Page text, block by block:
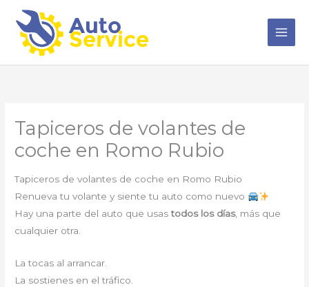
contenido
Tapiceros de volantes de
coche en Romo Rubio
Tapiceros de volantes de coche en Romo Rubio
Renueva tu volante y siente tu auto como nuevo
Hay una parte del auto que usastodos los días, más que
cualquier otra.
La tocas al arrancar.
La sostienes en el tráfico.